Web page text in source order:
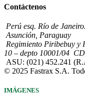
Contáctenos
Perú esq. Río de Janeiro.
Asunción, Paraguay
Regimiento Piribebuy y
10 – depto 10001/04
ASU: (021) 452.241
© 2025 Fastrax S.A.
IMÁGENES